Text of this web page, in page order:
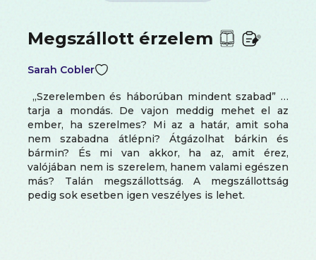
Megszállott érzelem
Sarah Cobler
„Szerelemben és háborúban mindent szabad” …
tarja a mondás. De vajon meddig mehet el az
ember, ha szerelmes? Mi az a határ, amit soha
nem szabadna átlépni? Átgázolhat bárkin és
bármin? És mi van akkor, ha az, amit érez,
valójában nem is szerelem, hanem valami egészen
más? Talán megszállottság. A megszállottság
pedig sok esetben igen veszélyes is lehet.